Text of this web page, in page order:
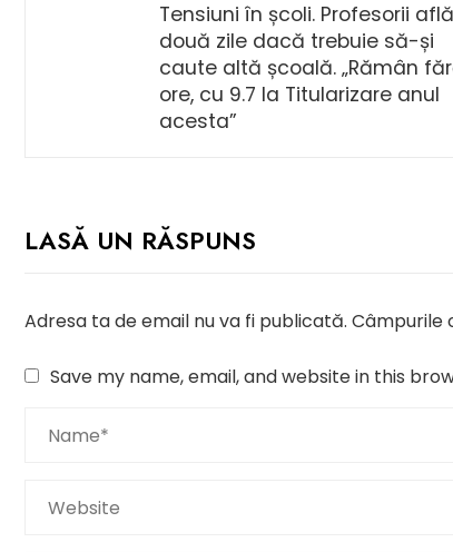
Tensiuni în școli. Profesorii
două zile dacă trebuie să-și
caute altă școală. „Rămân
ore, cu 9.7 la Titularizare anul
acesta”
LASĂ UN RĂSPUNS
Adresa ta de email nu va fi publicată. Câmpurile
Save my name, email, and website in this